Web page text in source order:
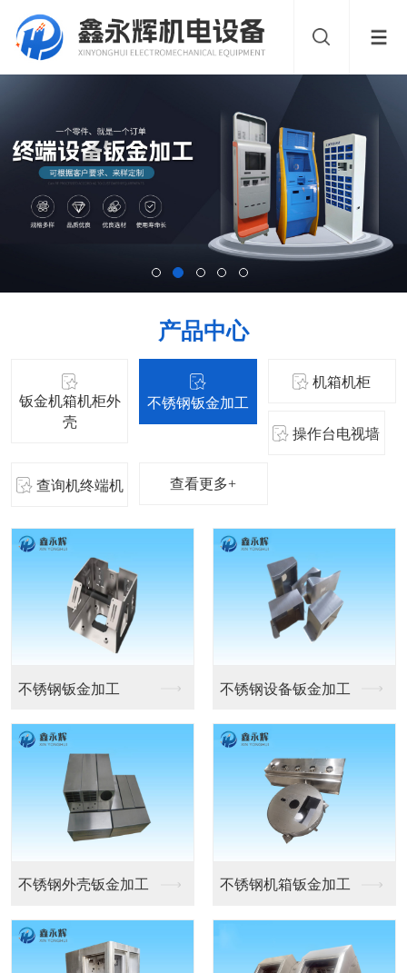
产品中心
钣金机箱机柜外
壳
不锈钢钣金加工
机箱机柜
操作台电视墙
查询机终端机 查看更多+
机箱机柜 医疗设备机箱外壳
精密钣金机箱外壳 工控机箱外壳